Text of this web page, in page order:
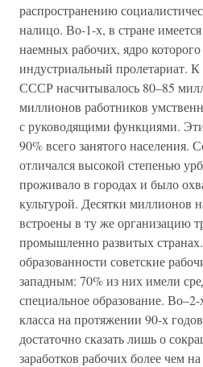
распространению
налицо. Во-1-х, в стране
наемных рабочих, ядро которого
индустриальный пролетариат.
СССР насчитывалось 80–85
миллионов работников
с руководящими функциями. Эти
90% всего занятого населения.
отличался высокой степенью
проживало в городах и было
культурой. Десятки миллионов
встроены в ту же организацию
промышленно развитых
образованности советские
западным: 70% из них имели
специальное образование.
класса на протяжении 90-х
достаточно сказать лишь о
заработков рабочих более чем